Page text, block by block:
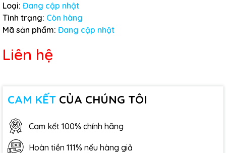
Loại: Đang cập nhật
Tình trạng: Còn hàng
Mã sản phẩm: Đang cập nhật
Liên hệ
CAM KẾT CỦA CHÚNG TÔI
Cam kết 100% chính hãng
Hoàn tiền 111% nếu hàng giả